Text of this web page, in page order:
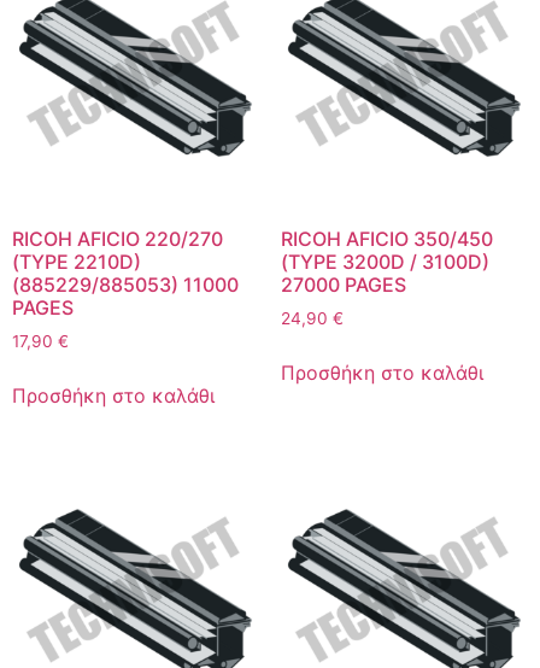
RICOH AFICIO 220/270
(TYPE 2210D)
(885229/885053) 11000
PAGES
17,90 €
Προσθήκη στο καλάθι
RICOH AFICIO 350/450
(TYPE 3200D / 3100D)
27000 PAGES
24,90 €
Προσθήκη στο καλάθι